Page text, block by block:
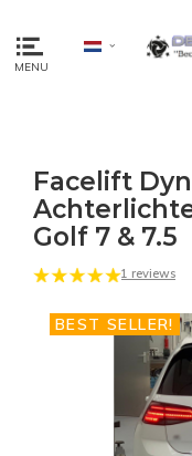
MENU
Facelift
Golf 7 & 7.5
1 reviews
BEST SELLER!